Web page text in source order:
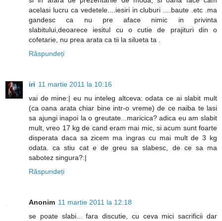
acelasi lucru ca vedetele....iesiri in cluburi ....baute .etc .ma
gandesc ca nu pre aface nimic in privinta
slabitului,deoarece iesitul cu o cutie de prajituri din o
cofetarie, nu prea arata ca tii la silueta ta .
Răspundeți
iri 11 martie 2011 la 10:16
vai de mine:| eu nu inteleg altceva: odata ce ai slabit mult
(ca oana arata chiar bine intr-o vreme) de ce naiba te lasi
sa ajungi inapoi la o greutate...maricica? adica eu am slabit
mult, vreo 17 kg de cand eram mai mic, si acum sunt foarte
disperata daca sa zicem ma ingras cu mai mult de 3 kg
odata. ca stiu cat e de greu sa slabesc, de ce sa ma
sabotez singura?:|
Răspundeți
Anonim 11 martie 2011 la 12:18
se poate slabi... fara discutie, cu ceva mici sacrificii dar